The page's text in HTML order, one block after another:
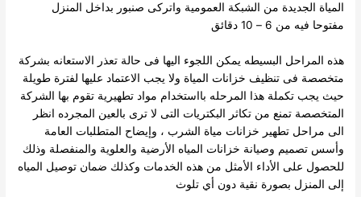
المياة الجديدة من الشبكة العمومية واتركى صنبور بداخل المنزل
مفتوحا فيه من 6 – 10 دقائق
هذه المراحل البسيطه يمكن اللجوء اليها فى حالة تعذر الاستعانه بشركة
متخصصة فى تنظيف خزانات المياة ولا يجب الاعتماد عليها لفترة طويلة
حيث يجب تكملة هذا المرحله بااستخدام مواد تطهيرية تقوم بها الشركة
المتخصصة تمنع من تكاثر البكتريات التى لا ترى بالعين المجرده انظر
الى مراحل تطهير خزانات مياة الشرب ، وإيضاح المتطلبات العامة
وأسس تصميم وصيانة خزانات المياه الأرضية والعلوية والمنفصلة وذلك
للحصول على الأداء الأمثل من هذه الخدمات وكذلك ضمان توصيل المياه
إلى المنزل بصورة نقية دون أي تلوث